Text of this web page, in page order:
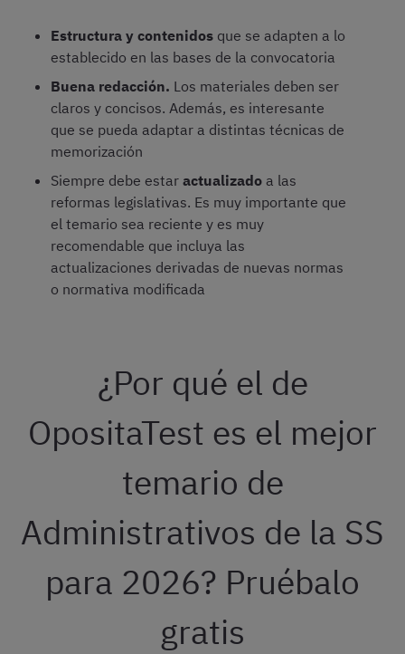
Estructura y contenidos que se adapten a lo
establecido en las bases de la convocatoria
Buena redacción. Los materiales deben ser
claros y concisos. Además, es interesante
que se pueda adaptar a distintas técnicas de
memorización
Siempre debe estar actualizado a las
reformas legislativas. Es muy importante que
el temario sea reciente y es muy
recomendable que incluya las
actualizaciones derivadas de nuevas normas
o normativa modificada
¿Por qué el de
OpositaTest es el mejor
temario de
Administrativos de la SS
para 2026? Pruébalo
gratis